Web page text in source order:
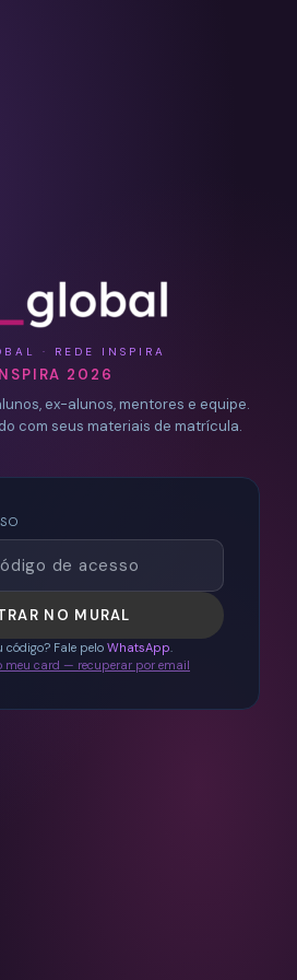
· REDE INSPIRA
2026
ex-alunos, mentores e equipe.
com seus materiais de matrícula.
NO MURAL
código? Fale pelo WhatsApp
meu card — recuperar por email